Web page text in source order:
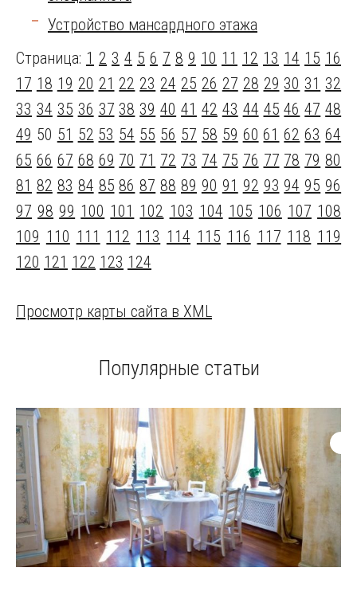
Устройство мансардного этажа
Страница: 1 2 3 4 5 6 7 8 9 10 11 12 13 14 15 16
17 18 19 20 21 22 23 24 25 26 27 28 29 30 31 32
33 34 35 36 37 38 39 40 41 42 43 44 45 46 47 48
49 50 51 52 53 54 55 56 57 58 59 60 61 62 63 64
65 66 67 68 69 70 71 72 73 74 75 76 77 78 79 80
81 82 83 84 85 86 87 88 89 90 91 92 93 94 95 96
97 98 99 100 101 102 103 104 105 106 107 108
109 110 111 112 113 114 115 116 117 118 119
120 121 122 123 124
Просмотр карты сайта в XML
Популярные статьи